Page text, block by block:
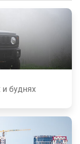
и буднях